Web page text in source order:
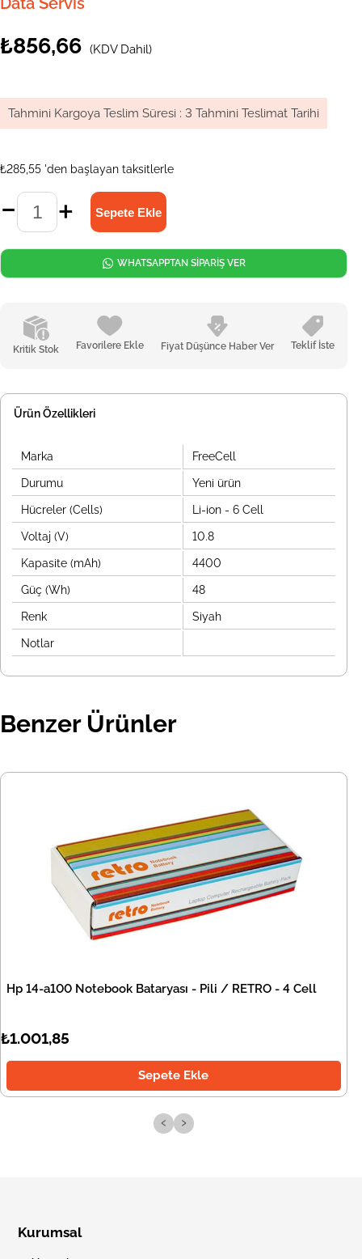
₺856,66 (KDV Dahil)
Tahmini Kargoya Teslim Süresi : 3 Tahmini Teslimat Tarihi
₺285,55 'den başlayan taksitlerle
Kritik Stok Favorilere Ekle Fiyat Düşünce Haber Ver Teklif İste
WHATSAPPTAN SİPARİŞ VER
Ürün Özellikleri
Marka FreeCell
Durumu Yeni ürün
Hücreler (Cells) Li-ion - 6 Cell
Voltaj (V) 10.8
Kapasite (mAh) 4400
Güç (Wh) 48
Renk Siyah
Notlar
Benzer Ürünler
Hp 14-a100 Notebook Bataryası - Pili / RETRO - 4 Cell
₺1.001,85
Sepete Ekle
‹ ›
Kurumsal